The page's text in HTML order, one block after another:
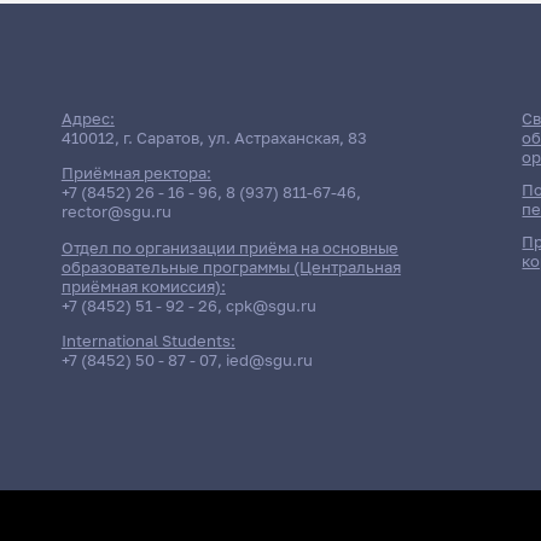
Дата
9 июня 2026 г. 14:00
Экзамен
Адрес:
410012, г. Саратов, ул. Астраханская, 83
Приёмная ректора:
+7 (8452) 26 - 16 - 96, 8 (937) 811-67-46,
rector@sgu.ru
Отдел по организации приёма на основные
образовательные программы (Центральная
приёмная комиссия):
+7 (8452) 51 - 92 - 26, cpk@sgu.ru
International Students:
+7 (8452) 50 - 87 - 07, ied@sgu.ru